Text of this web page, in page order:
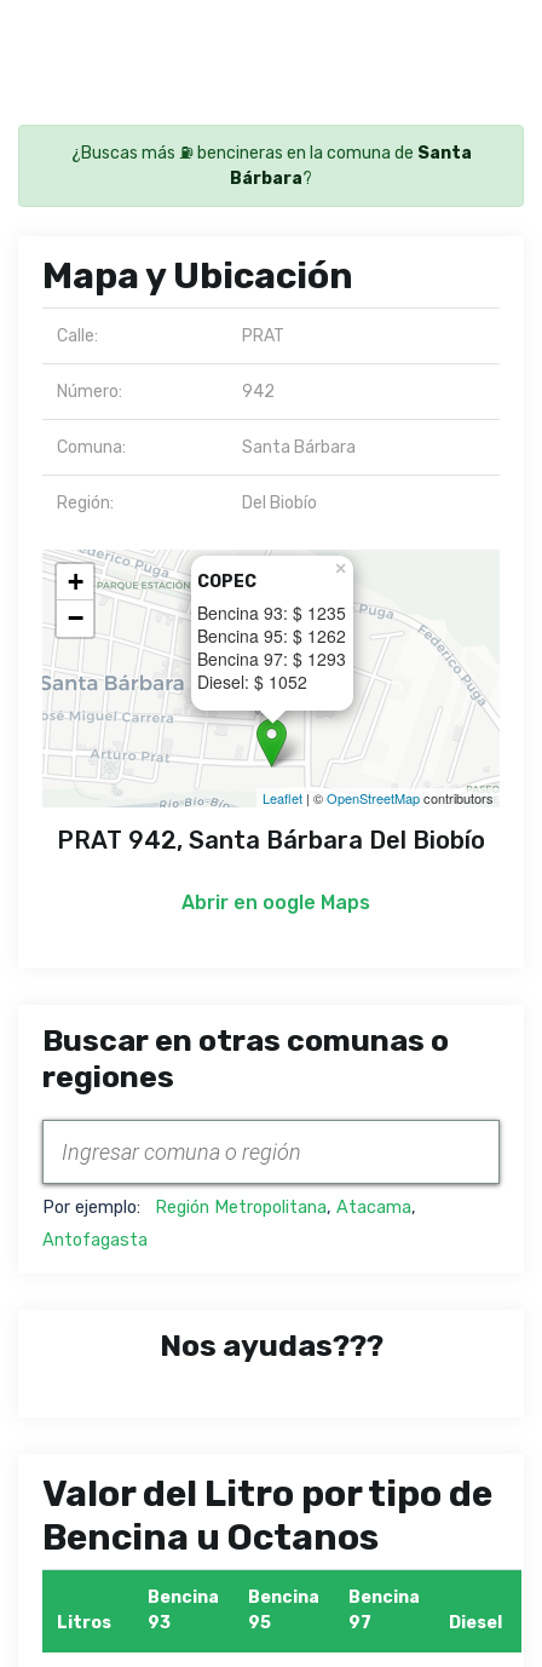
¿Buscas más ⛽ bencineras en la comuna de Santa
Bárbara?
Mapa y Ubicación
Calle: PRAT
Número: 942
Comuna: Santa Bárbara
Región: Del Biobío
COPEC
Bencina 93: $ 1235
Bencina 95: $ 1262
Bencina 97: $ 1293
Diesel: $ 1052
×
+
−
Leaflet | ©OpenStreetMapcontributors
PRAT 942, Santa Bárbara Del Biobío
Abrir en oogle Maps
Buscar en otras comunas o
regiones
Por ejemplo: Región Metropolitana, Atacama,
Antofagasta
Nos ayudas???
Valor del Litro por tipo de
Bencina u Octanos
Litros
Bencina
93
Bencina
95
Bencina
97
Diesel